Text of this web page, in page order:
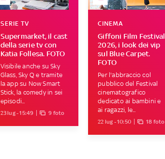
Supermarket, il cast
della serie tv con
Katia Follesa. FOTO
SERIE TV
Visibile anche su Sky
Glass, Sky Q e tramite
la app su Now Smart
Stick, la comedy in sei
episodi...
23 lug - 15:49 9 foto
Giffoni Film Festival
2026, i look dei vip
sul Blue Carpet.
FOTO
CINEMA
Per l'abbraccio col
pubblico del Festival
cinematografico
dedicato ai bambini e
ai ragazzi, le...
22 lug - 10:50 18 foto